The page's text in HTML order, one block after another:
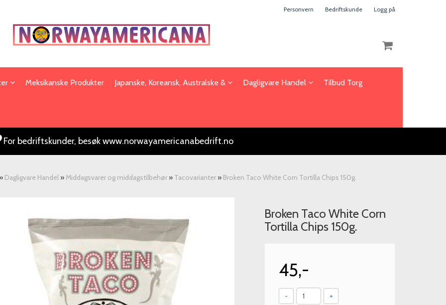
Personvern Bedriftskunde Logg på
Meksikanske Produkter Japanske, Koreansk, Australske & Dagligvare Handel Tilbud Torg
For bedriftskunder, besøk www.norwayamericanabedrift.no
» Dagligvare Handel» Middagsvarer og middagstilbehør» Tacovarianter» Broken Taco White Corn Tortilla Chips 150g.
Broken Taco White Corn
Tortilla Chips 150g.
45,-
- +